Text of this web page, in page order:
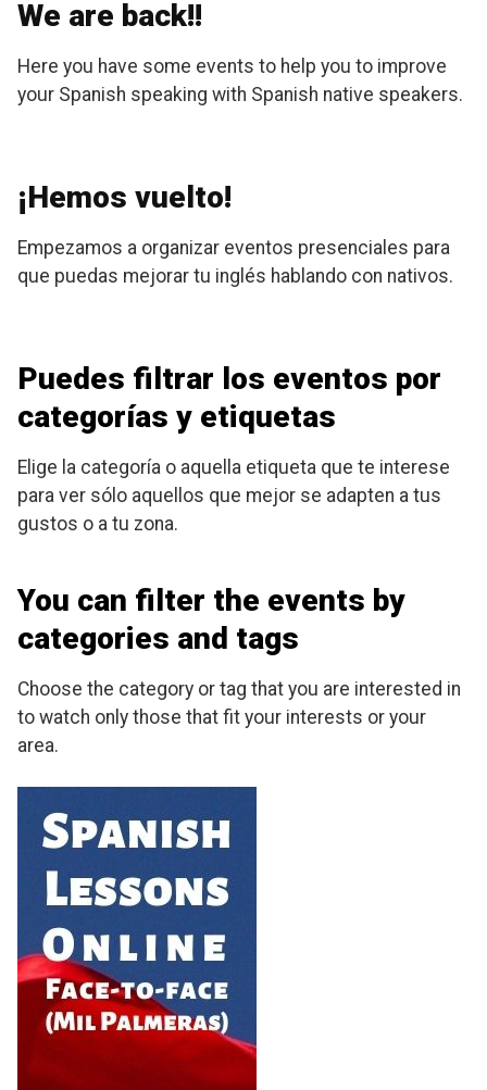
We are back!!
Here you have some events to help you to improve
your Spanish speaking with Spanish native speakers.
¡Hemos vuelto!
Empezamos a organizar eventos presenciales para
que puedas mejorar tu inglés hablando con nativos.
Puedes filtrar los eventos por
categorías y etiquetas
Elige la categoría o aquella etiqueta que te interese
para ver sólo aquellos que mejor se adapten a tus
gustos o a tu zona.
You can filter the events by
categories and tags
Choose the category or tag that you are interested in
to watch only those that fit your interests or your
area.